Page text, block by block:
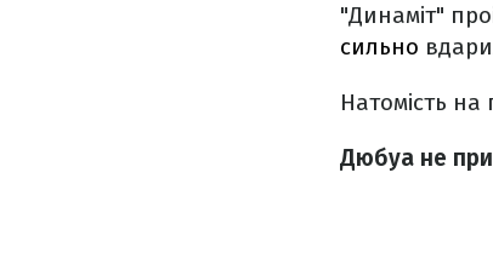
"Динаміт"
сильно
Натомість
Дюбуа не